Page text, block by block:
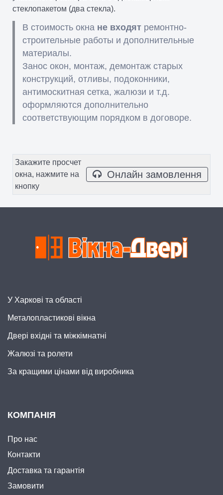
стеклопакетом (два стекла).
В стоимость окна не входят ремонтно-
строительные работы и дополнительные
материалы.
Занос окон, монтаж, демонтаж старых
конструкций, отливы, подоконники,
антимоскитная сетка, жалюзи и т.д.
оформляются дополнительно
соответствующим порядком в договоре.
Закажите просчет
окна, нажмите на
кнопку
Онлайн замовлення
У Харкові та області
Металопластикові вікна
Двері вхідні та міжкімнатні
Жалюзі та ролети
За кращими цінами від виробника
КОМПАНІЯ
Про нас
Контакти
Доставка та гарантія
Замовити